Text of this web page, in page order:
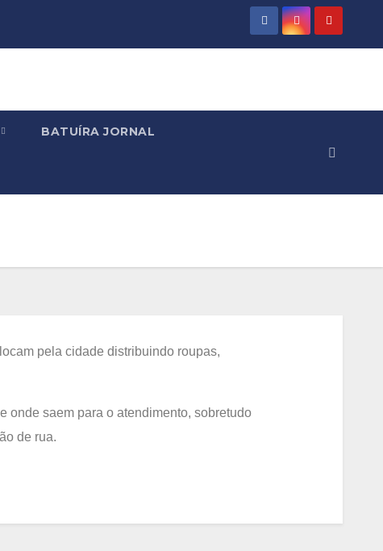
BATUÍRA JORNAL
pela cidade distribuindo roupas,
onde saem para o atendimento, sobretudo
de rua.